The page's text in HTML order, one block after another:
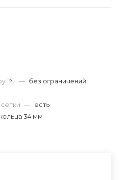
? — без ограничений
— есть
кольца 34 мм